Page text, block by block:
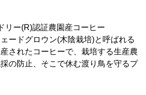
ー(R)認証農園産コーヒー
ードグロウン(木陰栽培)と呼ばれる
されたコーヒーで、栽培する生産農
の防止、そこで休む渡り鳥を守るプ